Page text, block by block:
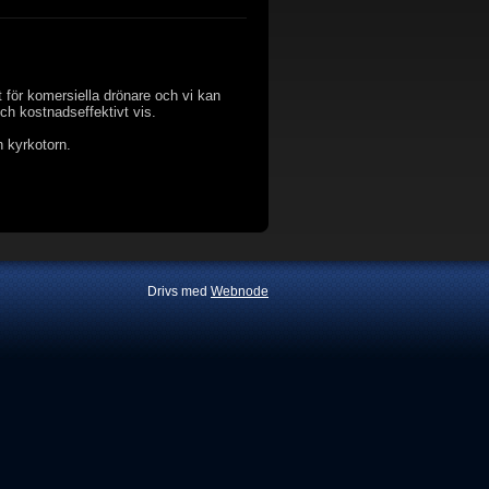
komersiella drönare och vi kan
kostnadseffektivt vis.
kyrkotorn.
Drivs med Webnode